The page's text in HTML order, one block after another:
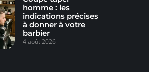
homme : les
indications précises
à donner à votre
barbier
4 août 2026